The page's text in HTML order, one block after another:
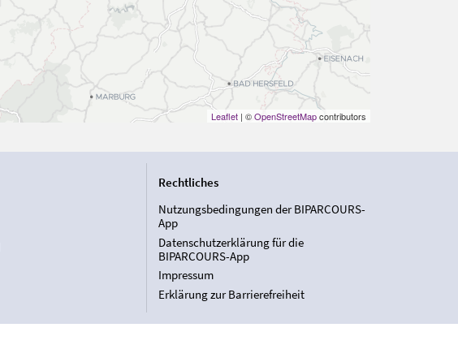
Leaflet| ©OpenStreetMapcontributors
Rechtliches
Nutzungsbedingungen der BIPARCOURS-
App
Datenschutzerklärung für die
BIPARCOURS-App
Impressum
Erklärung zur Barrierefreiheit